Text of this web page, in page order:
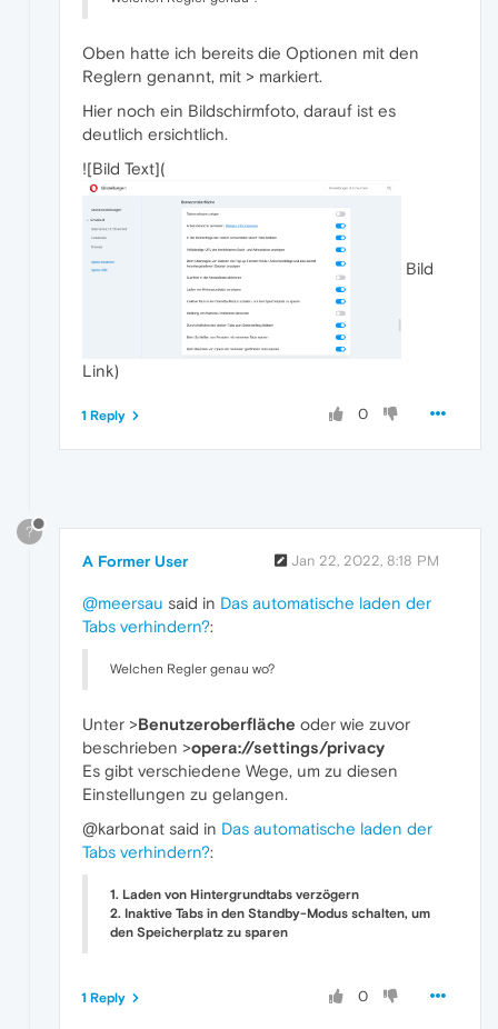
Oben hatte ich bereits die Optionen mit den
Reglern genannt, mit > markiert.
Hier noch ein Bildschirmfoto, darauf ist es
deutlich ersichtlich.
![Bild Text](
Bild
Link)
0
1 Reply
?
A Former User Jan 22, 2022, 8:18 PM
@meersau said in Das automatische laden der
Tabs verhindern?:
Welchen Regler genau wo?
Unter >Benutzeroberfläche oder wie zuvor
beschrieben >opera://settings/privacy
Es gibt verschiedene Wege, um zu diesen
Einstellungen zu gelangen.
@karbonat said in Das automatische laden der
Tabs verhindern?:
1. Laden von Hintergrundtabs verzögern
2. Inaktive Tabs in den Standby-Modus schalten, um
den Speicherplatz zu sparen
0
1 Reply